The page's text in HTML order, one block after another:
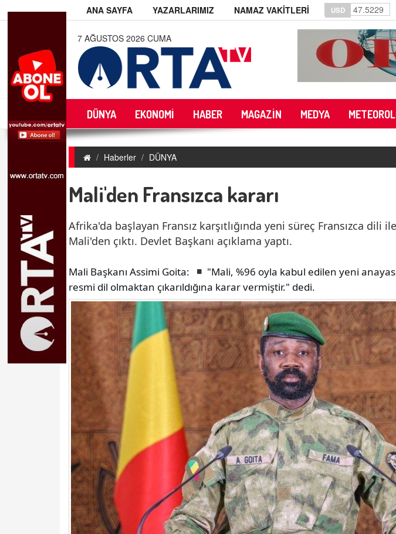
ANA SAYFA YAZARLARIMIZ NAMAZ VAKİTLERİ USD 47.5229
7 AĞUSTOS 2026 CUMA
DÜNYA EKONOMİ HABER MAGAZİN MEDYA
Haberler DÜNYA
Mali'den Fransızca kararı
Afrika'da başlayan Fransız karşıtlığında yeni süreç Fransızca dili
Mali'den çıktı. Devlet Başkanı açıklama yaptı.
Mali Başkanı Assimi Goita:
"Mali, %96 oyla kabul edilen yeni
resmi dil olmaktan çıkarıldığına karar vermiştir." dedi.